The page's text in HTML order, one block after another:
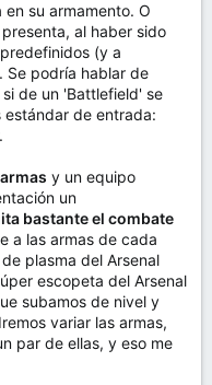
su armamento. O
al haber sido
(y a
Se podría hablar de
de un 'Battlefield' se
estándar de entrada:
y un equipo
un
bastante el combate
a las armas de cada
plasma del Arsenal
escopeta del Arsenal
subamos de nivel y
variar las armas,
par de ellas, y eso me